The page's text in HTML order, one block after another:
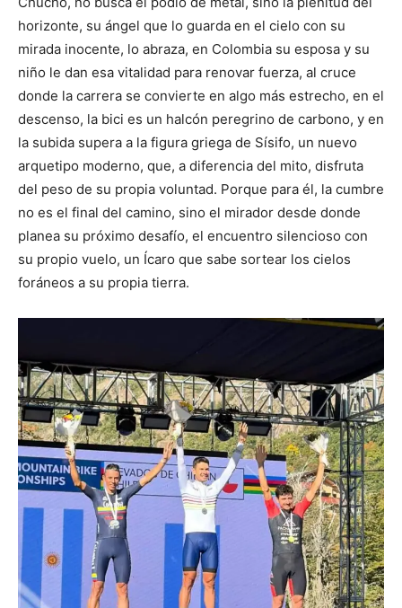
horizonte, su ángel que lo guarda en el cielo con su
mirada inocente, lo abraza, en Colombia su esposa y su
niño le dan esa vitalidad para renovar fuerza, al cruce
donde la carrera se convierte en algo más estrecho, en el
descenso, la bici es un halcón peregrino de carbono, y en
la subida supera a la figura griega de Sísifo, un nuevo
arquetipo moderno, que, a diferencia del mito, disfruta
del peso de su propia voluntad. Porque para él, la cumbre
no es el final del camino, sino el mirador desde donde
planea su próximo desafío, el encuentro silencioso con
su propio vuelo, un Ícaro que sabe sortear los cielos
foráneos a su propia tierra.